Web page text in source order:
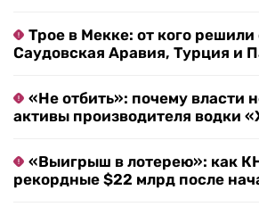
Трое в Мекке: от кого решили
Саудовская Аравия, Турция и
«Не отбить»: почему власти
активы производителя водки
«Выигрыш в лотерею»: как
рекордные $22 млрд после